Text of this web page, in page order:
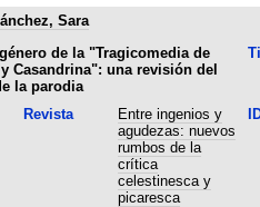
Sara
de la "Tragicomedia de
Casandrina": una revisión del
la parodia
Revista
Entre ingenios y
agudezas: nuevos
rumbos de la
crítica
celestinesca y
picaresca